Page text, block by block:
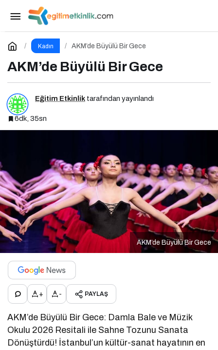
Kadın AKM’de Büyülü Bir Gece
AKM’de Büyülü Bir Gece
Eğitim Etkinlik tarafından yayınlandı
6dk, 35sn
AKM’de Büyülü Bir Gece
+ - PAYLAŞ
AKM’de Büyülü Bir Gece: Damla Bale ve Müzik
Okulu 2026 Resitali ile Sahne Tozunu Sanata
Dönüştürdü! İstanbul’un kültür-sanat hayatının en
Web3 Ekosisteminde Kadın Liderliği
Yorum Yap